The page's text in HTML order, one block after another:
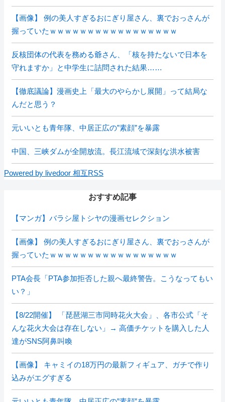
【画像】 例の美人すぎるおにぎり屋さん、裏でおっさんが
握っていたｗｗｗｗｗｗｗｗｗｗｗｗｗｗｗｗｗ
反核団体の代表を務める爺さん、「核を持たないで日本を
守れますか」と中学生に詰問された結果……
【徹底議論】漫画史上「最大のやらかし展開」って結局な
んだと思う？
元いいとも青年隊、中居正広の”素顔”を暴露
中国、三峡ダムが全開放流。長江流域で深刻な洪水被害
Powered by livedoor 相互RSS
おすすめ記事
【マンガ】バラシ屋トシヤの漫画セレクション
【画像】 例の美人すぎるおにぎり屋さん、裏でおっさんが
握っていたｗｗｗｗｗｗｗｗｗｗｗｗｗｗｗｗｗ
PTA会長「PTA参加拒否した親へ最終警告。こうなってもい
い？」
【8/22開催】 「琵琶湖三市同時花火大会」、各市公式「そ
んな花火大会は存在しない」→ 高価チケットを購入した人
達がSNS阿鼻叫喚
【画像】 キャミイの18万円の最新フィギュア、ガチで作り
込みがエグすぎる